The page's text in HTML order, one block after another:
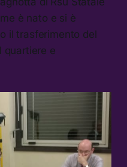
è nato e si è
il trasferimento del
quartiere e